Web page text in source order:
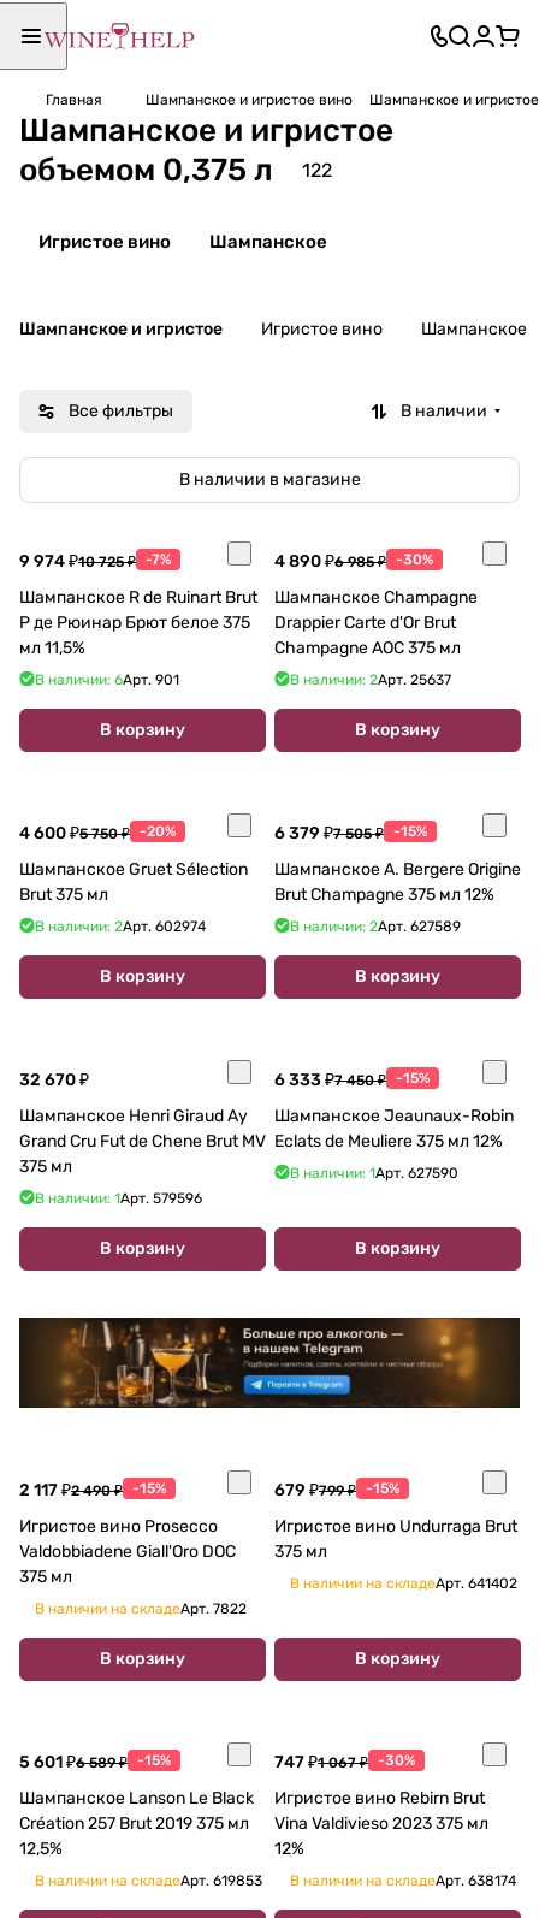
Главная Шампанское и игристое вино Шампанское и
Шампанское и игристое
объемом 0,375 л
122
Игристое вино Шампанское
Шампанское и игристое Игристое вино Шампанское
Все фильтры В наличии
В наличии в магазине
9 974 ₽10 725 ₽ -7%
Шампанское R de Ruinart Brut
Р де Рюинар Брют белое 375
мл 11,5%
В наличии: 6Арт. 901
В корзину
4 890 ₽6 985 ₽ -30%
Шампанское Champagne
Drappier Carte d'Or Brut
Champagne AOC 375 мл
В наличии: 2Арт. 25637
В корзину
4 600 ₽5 750 ₽ -20%
Шампанское Gruet Sélection
Brut 375 мл
В наличии: 2Арт. 602974
В корзину
6 379 ₽7 505 ₽ -15%
Шампанское A. Bergere Origine
Brut Champagne 375 мл 12%
В наличии: 2Арт. 627589
В корзину
32 670 ₽
Шампанское Henri Giraud Ay
Grand Cru Fut de Chene Brut MV
375 мл
В наличии: 1Арт. 579596
В корзину
6 333 ₽7 450 ₽ -15%
Шампанское Jeaunaux-Robin
Eclats de Meuliere 375 мл 12%
В наличии: 1Арт. 627590
В корзину
2 117 ₽2 490 ₽ -15%
Игристое вино Prosecco
Valdobbiadene Giall'Oro DOC
375 мл
В наличии на складеАрт. 7822
В корзину
679 ₽799 ₽ -15%
Игристое вино Undurraga Brut
375 мл
В наличии на складеАрт. 641402
В корзину
5 601 ₽6 589 ₽ -15%
Шампанское Lanson Le Black
Création 257 Brut 2019 375 мл
12,5%
В наличии на складеАрт. 619853
747 ₽1 067 ₽ -30%
Игристое вино Rebirn Brut
Vina Valdivieso 2023 375 мл
12%
В наличии на складеАрт. 638174